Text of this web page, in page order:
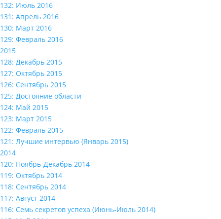
132: Июль 2016
131: Апрель 2016
130: Март 2016
129: Февраль 2016
2015
128: Декабрь 2015
127: Октябрь 2015
126: Сентябрь 2015
125: Достояние области
124: Май 2015
123: Март 2015
122: Февраль 2015
121: Лучшие интервью (Январь 2015)
2014
120: Ноябрь-Декабрь 2014
119: Октябрь 2014
118: Сентябрь 2014
117: Август 2014
116: Семь секретов успеха (Июнь-Июль 2014)